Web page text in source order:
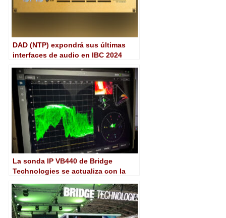
DAD (NTP) expondrá sus últimas
interfaces de audio en IBC 2024
La sonda IP VB440 de Bridge
Technologies se actualiza con la